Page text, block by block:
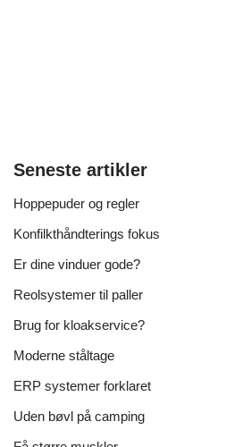
Seneste artikler
Hoppepuder og regler
Konfilkthåndterings fokus
Er dine vinduer gode?
Reolsystemer til paller
Brug for kloakservice?
Moderne ståltage
ERP systemer forklaret
Uden bøvl på camping